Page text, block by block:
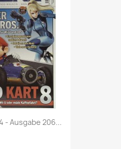
- Ausgabe 206...